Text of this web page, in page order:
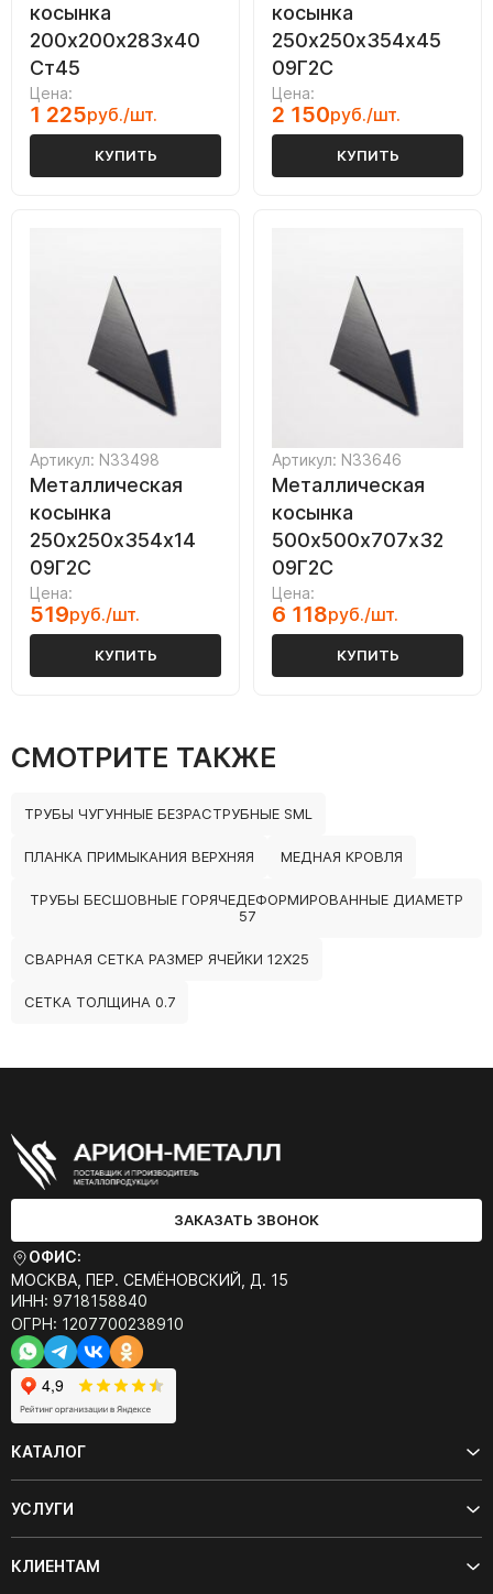
косынка
200х200х283х40
Ст45
Цена:
1 225руб./шт.
КУПИТЬ
косынка
250х250х354х45
09Г2С
Цена:
2 150руб./шт.
КУПИТЬ
Артикул: N33498
Металлическая
косынка
250х250х354х14
09Г2С
Цена:
519руб./шт.
КУПИТЬ
Артикул: N33646
Металлическая
косынка
500х500х707х32
09Г2С
Цена:
6 118руб./шт.
КУПИТЬ
СМОТРИТЕ ТАКЖЕ
ТРУБЫ ЧУГУННЫЕ БЕЗРАСТРУБНЫЕ SML
ПЛАНКА ПРИМЫКАНИЯ ВЕРХНЯЯ МЕДНАЯ КРОВЛЯ
ТРУБЫ БЕСШОВНЫЕ ГОРЯЧЕДЕФОРМИРОВАННЫЕ ДИАМЕТР
57
СВАРНАЯ СЕТКА РАЗМЕР ЯЧЕЙКИ 12Х25
СЕТКА ТОЛЩИНА 0.7
ЗАКАЗАТЬ ЗВОНОК
ОФИС:
МОСКВА, ПЕР. СЕМЁНОВСКИЙ, Д. 15
ИНН: 9718158840
ОГРН: 1207700238910
КАТАЛОГ
УСЛУГИ
КЛИЕНТАМ